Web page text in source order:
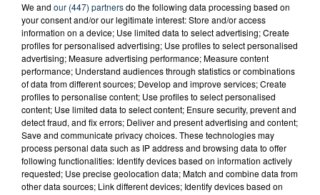
CYANOBACTÉRIES : LE PRÉFÊT PREND UN
ARRÊTÉ POUR LES ACTIVITÉS DE...
We and our (447) partnersdo the following data processing based on
your consent and/or our legitimate interest: Store and/or access
information on a device; Use limited data to select advertising; Create
profiles for personalised advertising; Use profiles to select personalised
advertising; Measure advertising performance; Measure content
performance; Understand audiences through statistics or combinations
of data from different sources; Develop and improve services; Create
profiles to personalise content; Use profiles to select personalised
content; Use limited data to select content; Ensure security, prevent and
detect fraud, and fix errors; Deliver and present advertising and content;
Save and communicate privacy choices. These technologies may
process personal data such as IP address and browsing data to offer
following functionalities: Identify devices based on information actively
requested; Use precise geolocation data; Match and combine data from
other data sources; Link different devices; Identify devices based on